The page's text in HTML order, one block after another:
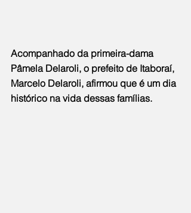
Acompanhado da primeira-dama
Pâmela Delaroli, o prefeito de Itaboraí,
Marcelo Delaroli, afirmou que é um dia
histórico na vida dessas famílias.